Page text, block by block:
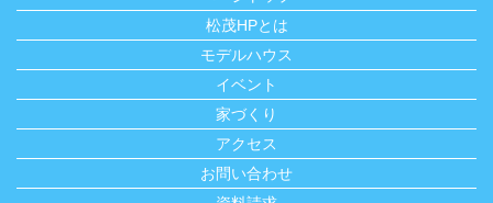
松茂HPとは
モデルハウス
イベント
家づくり
アクセス
お問い合わせ